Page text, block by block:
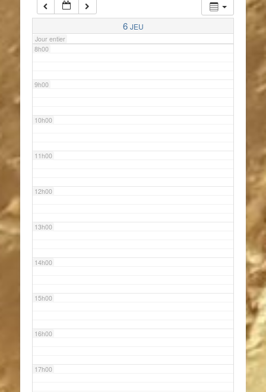
6 JEU
Jour entier
7h00
8h00
9h00
10h00
11h00
12h00
13h00
14h00
15h00
16h00
17h00